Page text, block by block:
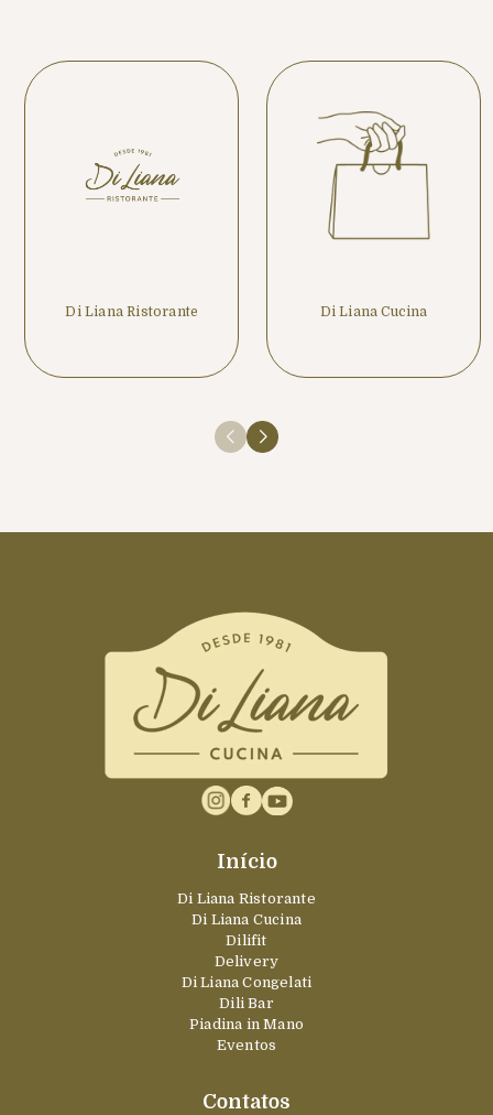
Di Liana Ristorante Di Liana Cucina
Início
Di Liana Ristorante
Di Liana Cucina
Dilifit
Delivery
Di Liana Congelati
Dili Bar
Piadina in Mano
Eventos
Contatos